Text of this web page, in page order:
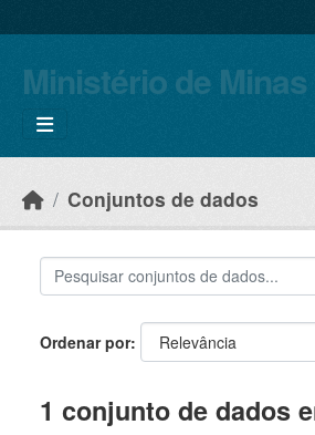
Ministério de
Conjuntos de dados
Ordenar por
1 conjunto de dados